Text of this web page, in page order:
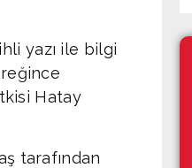
yazı ile bilgi
Hatay
tarafından